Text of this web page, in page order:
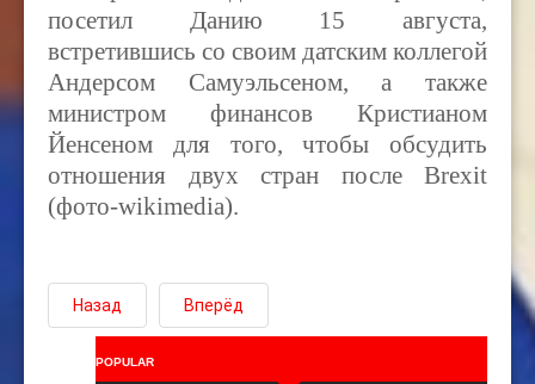
посетил Данию 15 августа,
встретившись со своим датским коллегой
Андерсом Самуэльсеном, а также
министром финансов Кристианом
Йенсеном для того, чтобы обсудить
отношения двух стран после Brexit
(фото-wikimedia).
Назад Вперёд
POPULAR